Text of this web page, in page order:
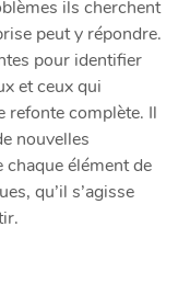
ils cherchent
peut y répondre.
pour identifier
et ceux qui
refonte complète. Il
nouvelles
chaque élément de
qu’il s’agisse